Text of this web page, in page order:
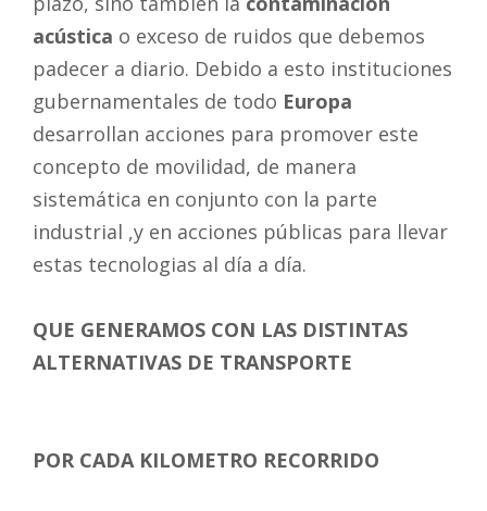
acústica o exceso de ruidos que debemos
padecer a diario. Debido a esto instituciones
gubernamentales de todo Europa
desarrollan acciones para promover este
concepto de movilidad, de manera
sistemática en conjunto con la parte
industrial ,y en acciones públicas para llevar
estas tecnologias al día a día.
QUE GENERAMOS CON LAS DISTINTAS
ALTERNATIVAS DE TRANSPORTE
POR CADA KILOMETRO RECORRIDO